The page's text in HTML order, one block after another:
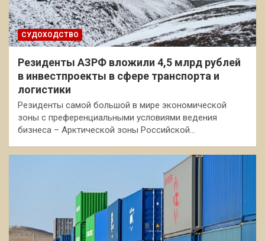
СУДОХОДСТВО
Резиденты АЗРФ вложили 4,5 млрд рублей
в инвестпроекты в сфере транспорта и
логистики
Резиденты самой большой в мире экономической
зоны с преференциальными условиями ведения
бизнеса – Арктической зоны Российской…